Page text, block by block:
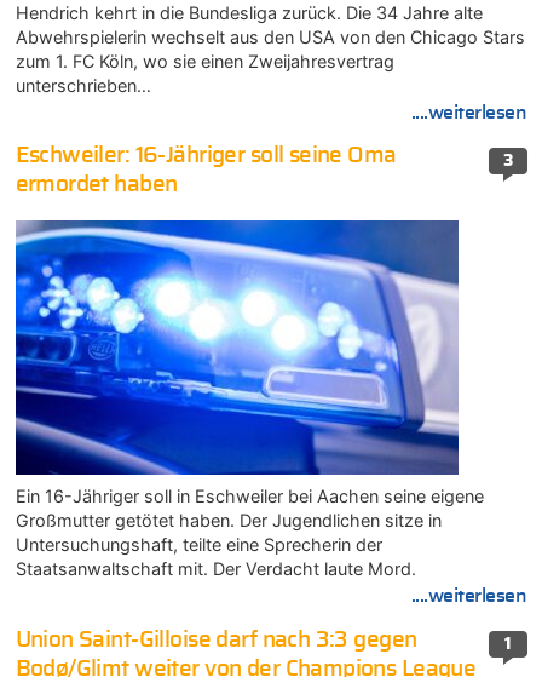
Hendrich kehrt in die Bundesliga zurück. Die 34 Jahre alte
Abwehrspielerin wechselt aus den USA von den Chicago Stars
zum 1. FC Köln, wo sie einen Zweijahresvertrag
unterschrieben…
....weiterlesen
3
Eschweiler: 16-Jähriger soll seine Oma
ermordet haben
Ein 16-Jähriger soll in Eschweiler bei Aachen seine eigene
Großmutter getötet haben. Der Jugendlichen sitze in
Untersuchungshaft, teilte eine Sprecherin der
Staatsanwaltschaft mit. Der Verdacht laute Mord.
....weiterlesen
1
Union Saint-Gilloise darf nach 3:3 gegen
Bodø/Glimt weiter von der Champions League